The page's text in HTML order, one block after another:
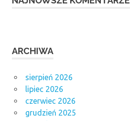
ARCHIWA
sierpień 2026
lipiec 2026
czerwiec 2026
grudzień 2025